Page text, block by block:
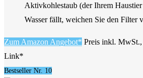
Aktivkohlestaub (der Ihrem
Wasser fällt, weichen Sie den Filter
Zum Amazon Angebot* Preis inkl.
Link*
Bestseller Nr. 10